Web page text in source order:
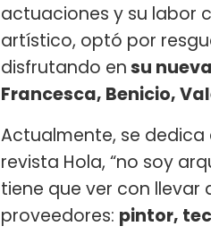
actuaciones y su labor
artístico, optó por
disfrutando ensu
Francesca, Benicio,
Actualmente, se
revista Hola, “no soy
tiene que ver con llevar
proveedores: pintor,